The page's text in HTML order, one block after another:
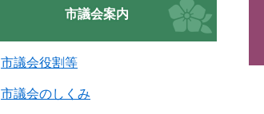
市議会案内
市議会役割等
市議会のしくみ